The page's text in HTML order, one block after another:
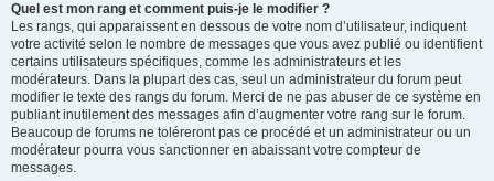
Quel est mon rang et comment puis-je le modifier ?
Les rangs, qui apparaissent en dessous de votre nom d’utilisateur, indiquent
votre activité selon le nombre de messages que vous avez publié ou identifient
certains utilisateurs spécifiques, comme les administrateurs et les
modérateurs. Dans la plupart des cas, seul un administrateur du forum peut
modifier le texte des rangs du forum. Merci de ne pas abuser de ce système en
publiant inutilement des messages afin d’augmenter votre rang sur le forum.
Beaucoup de forums ne toléreront pas ce procédé et un administrateur ou un
modérateur pourra vous sanctionner en abaissant votre compteur de
messages.